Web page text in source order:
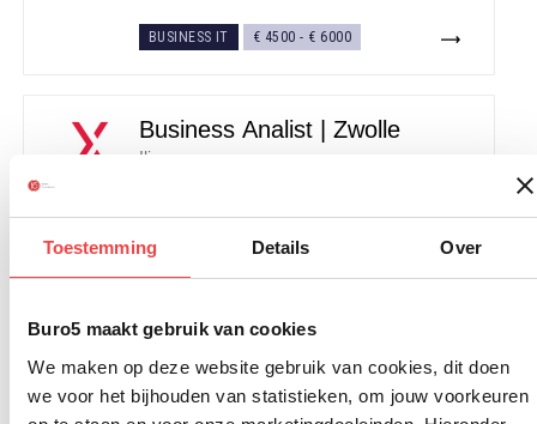
Toestemming Details Over
Buro5 maakt gebruik van cookies
We maken op deze website gebruik van cookies, dit doen
we voor het bijhouden van statistieken, om jouw voorkeuren
BUSINESS IT € 4500 - € 6000
Business Analist | Zwolle
Ilionx
Ilionx
€ 4500